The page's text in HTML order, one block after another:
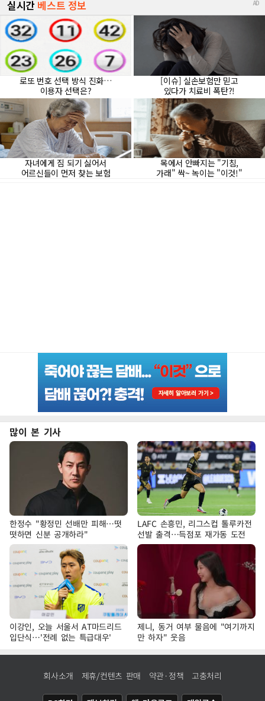
많이 본 기사
한정수 "황정민 선배만 피해…떳
떳하면 신분 공개하라"
LAFC 손흥민, 리그스컵 톨루카전
선발 출격…득점포 재가동 도전
이강인, 오늘 서울서 AT마드리드
입단식…'전례 없는 특급대우'
제니, 동거 여부 물음에 "여기까지
만 하자" 웃음
회사소개 제휴/컨텐츠 판매 약관·정책 고충처리